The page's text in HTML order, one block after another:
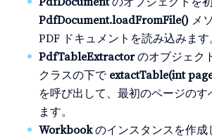
PdfDocument.loadFromFile() メ
PDF ドキュメントを読み込みます
PdfTableExtractorのオブジェク
クラスの下で extactTable(int
を呼び出して、最初のページのす
ます。
Workbookのインスタンスを作成